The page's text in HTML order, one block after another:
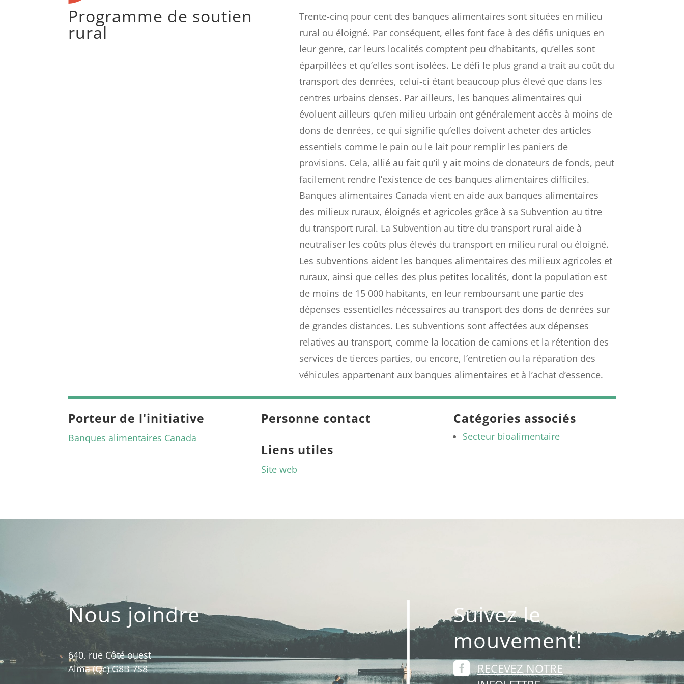
Programme de soutien
rural
Trente-cinq pour cent des banques alimentaires sont situées en milieu
rural ou éloigné. Par conséquent, elles font face à des défis uniques en
leur genre, car leurs localités comptent peu d’habitants, qu’elles sont
éparpillées et qu’elles sont isolées. Le défi le plus grand a trait au coût du
transport des denrées, celui-ci étant beaucoup plus élevé que dans les
centres urbains denses. Par ailleurs, les banques alimentaires qui
évoluent ailleurs qu’en milieu urbain ont généralement accès à moins de
dons de denrées, ce qui signifie qu’elles doivent acheter des articles
essentiels comme le pain ou le lait pour remplir les paniers de
provisions. Cela, allié au fait qu’il y ait moins de donateurs de fonds, peut
facilement rendre l’existence de ces banques alimentaires difficiles.
Banques alimentaires Canada vient en aide aux banques alimentaires
des milieux ruraux, éloignés et agricoles grâce à sa Subvention au titre
du transport rural. La Subvention au titre du transport rural aide à
neutraliser les coûts plus élevés du transport en milieu rural ou éloigné.
Les subventions aident les banques alimentaires des milieux agricoles et
ruraux, ainsi que celles des plus petites localités, dont la population est
de moins de 15 000 habitants, en leur remboursant une partie des
dépenses essentielles nécessaires au transport des dons de denrées sur
de grandes distances. Les subventions sont affectées aux dépenses
relatives au transport, comme la location de camions et la rétention des
services de tierces parties, ou encore, l’entretien ou la réparation des
véhicules appartenant aux banques alimentaires et à l’achat d’essence.
Porteur de l'initiative
Banques alimentaires Canada
Personne contact
Liens utiles
Site web
Catégories associés
Secteur bioalimentaire
Nous joindre
640, rue Côté ouest
Alma (Qc) G8B 7S8
Suivez le
mouvement!
 RECEVEZ NOTRE